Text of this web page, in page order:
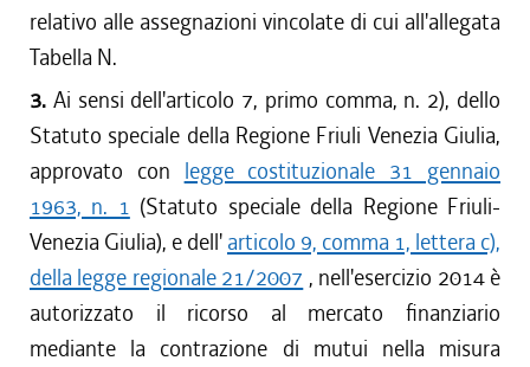
relativo alle assegnazioni vincolate di cui all'allegata
Tabella N.
3. Ai sensi dell'articolo 7, primo comma, n. 2), dello
Statuto speciale della Regione Friuli Venezia Giulia,
approvato con legge costituzionale 31 gennaio
1963, n. 1 (Statuto speciale della Regione Friuli-
Venezia Giulia), e dell' articolo 9, comma 1, lettera c),
della legge regionale 21/2007 , nell'esercizio 2014 è
autorizzato il ricorso al mercato finanziario
mediante la contrazione di mutui nella misura